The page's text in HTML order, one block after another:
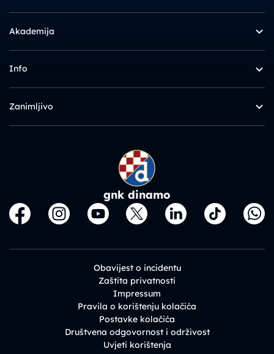
Akademija
Info
Zanimljivo
gnk dinamo
Obavijest o incidentu
Zaštita privatnosti
Impressum
Pravila o korištenju kolačića
Postavke kolačića
Društvena odgovornost i održivost
Uvjeti korištenja